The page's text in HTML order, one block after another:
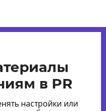
в PR
настройки или